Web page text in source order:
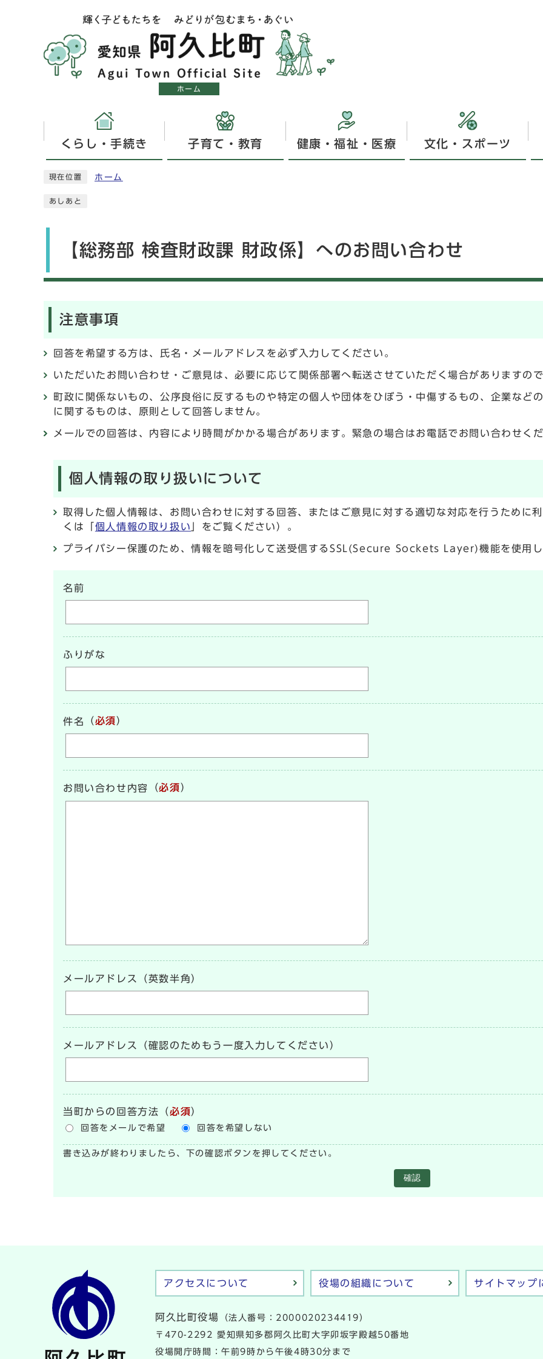
ホーム
くらし・手続き 子育て・教育 健康・福祉・医療 文化・スポーツ
現在位置 ホーム
あしあと
【総務部 検査財政課 財政係】へのお問い合わせ
注意事項
回答を希望する方は、氏名・メールアドレスを必ず入力してください。
いただいたお問い合わせ・ご意見は、必要に応じて関係部署へ転送させていただく場合がありますの
町政に関係ないもの、公序良俗に反するものや特定の個人や団体をひぼう・中傷するもの、企業など
に関するものは、原則として回答しません。
メールでの回答は、内容により時間がかかる場合があります。緊急の場合はお電話でお問い合わせくだ
個人情報の取り扱いについて
取得した個人情報は、お問い合わせに対する回答、またはご意見に対する適切な対応を行うために
くは「 個人情報の取り扱い 」をご覧ください）。
プライバシー保護のため、情報を暗号化して送受信するSSL(Secure Sockets Layer)機能を使用し
名前
ふりがな
件名 （必須）
お問い合わせ内容 （必須）
メールアドレス（英数半角）
メールアドレス（確認のためもう一度入力してください）
当町からの回答方法 （必須）
回答をメールで希望 回答を希望しない
書き込みが終わりましたら、下の確認ボタンを押してください。
確認
アクセスについて 役場の組織について サイトマップ
阿久比町役場
（法人番号：2000020234419）
〒470-2292 愛知県知多郡阿久比町大字卯坂字殿越50番地
役場開庁時間：午前9時から午後4時30分まで